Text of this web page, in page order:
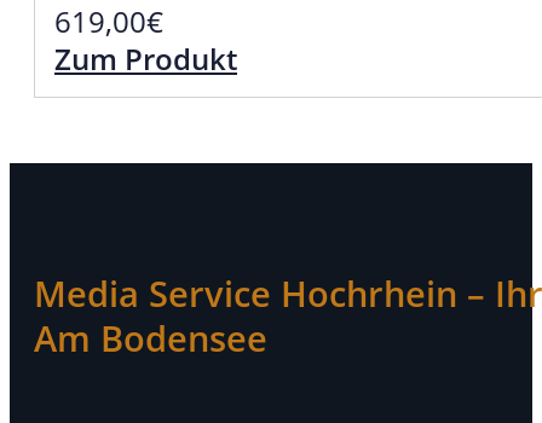
619,00€
Zum Produkt
Media Service Hochrhein –
Am Bodensee